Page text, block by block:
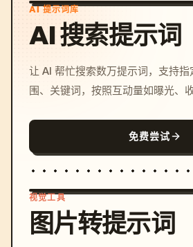
AI 提示词库
AI 搜索提示词
让 AI 帮忙搜索数万提示词，支持
围、关键词，按照互动量如曝光、
免费尝试
视觉工具
图片转提示词